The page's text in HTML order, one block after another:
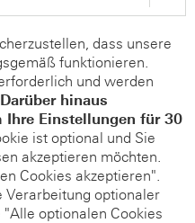
dass unsere
funktionieren.
und werden
Darüber hinaus
Einstellungen für 30
ist optional und Sie
akzeptieren möchten.
Cookies akzeptieren".
Verarbeitung optionaler
optionalen Cookies